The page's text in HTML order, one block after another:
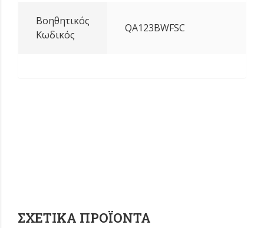
Βοηθητικός
Κωδικός
QA123BWFSC
ΣΧΕΤΙΚΆ ΠΡΟΪΌΝΤΑ